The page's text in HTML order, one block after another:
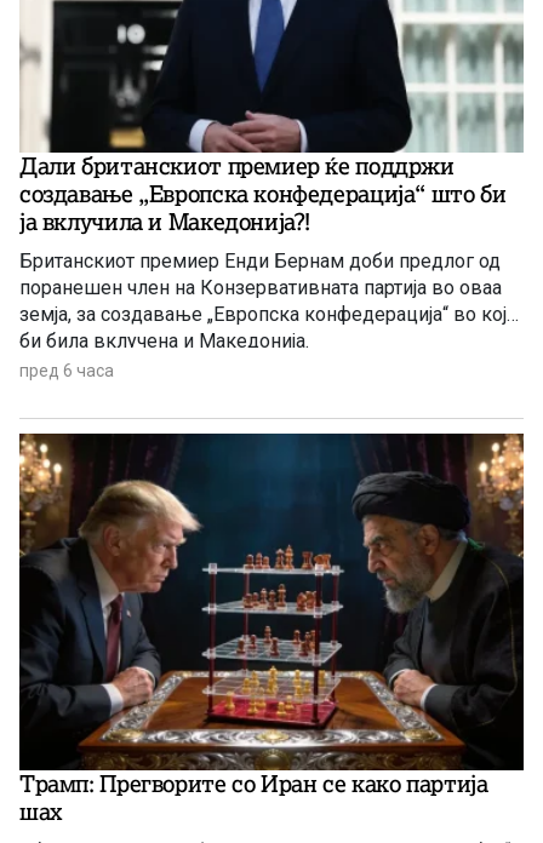
Дали британскиот премиер ќе поддржи
создавање „Европска конфедерација“ што би
ја вклучила и Македонија?!
Британскиот премиер Енди Бернам доби предлог од
поранешен член на Конзервативната партија во оваа
земја, за создавање „Европска конфедерација“ во која
би била вклучена и Македонија.
пред 6 часа
Трамп: Прегворите со Иран се како партија
шах